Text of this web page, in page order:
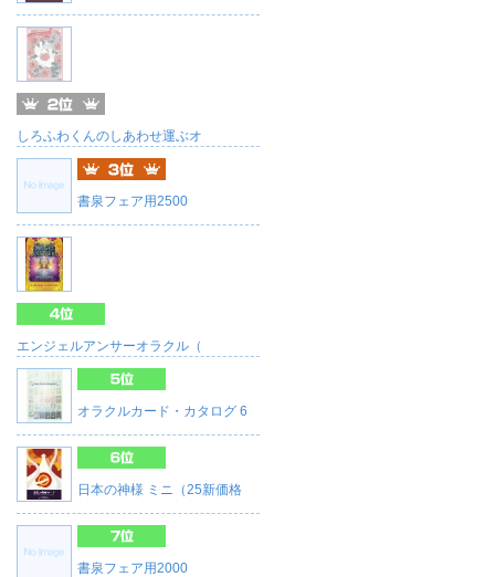
しろふわくんのしあわせ運ぶオ
書泉フェア用2500
エンジェルアンサーオラクル（
オラクルカード・カタログ 6
日本の神様 ミニ（25新価格
書泉フェア用2000